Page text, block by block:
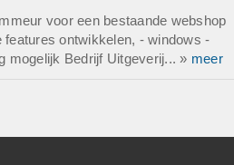
voor een bestaande webshop
ontwikkelen, - windows -
mogelijk Bedrijf Uitgeverij... » meer